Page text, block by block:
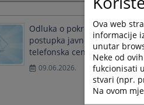
Odluka o pokretanju
postupka javne nabave -
telefonska centrala
09.06.2026.
Ova web
informacije
unutar
Neke od
fukcionisati
stvari (npr.
Na ovom